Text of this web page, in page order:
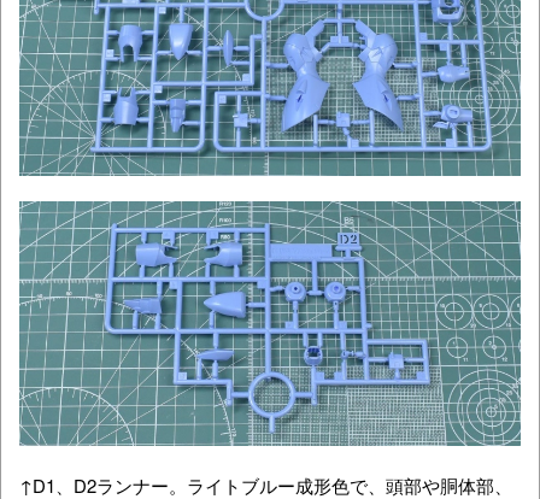
↑D1、D2ランナー。ライトブルー成形色で、頭部や胴体部、